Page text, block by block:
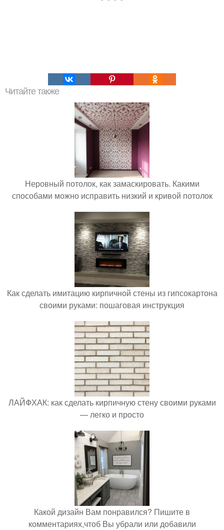
Читайте также
Неровный потолок, как замаскировать. Какими
способами можно исправить низкий и кривой потолок
Как сделать имитацию кирпичной стены из гипсокартона
своими руками: пошаговая инструкция
ЛАЙФХАК: как сделать кирпичную стену своими руками
— легко и просто
Какой дизайн Вам понравился? Пишите в
комментариях,чтоб Вы убрали или добавили